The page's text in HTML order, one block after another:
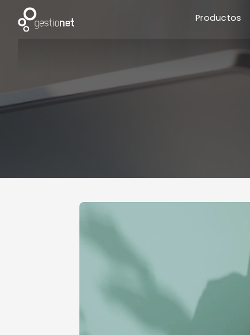
Productos